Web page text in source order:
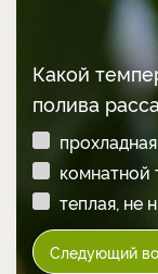
Какой
полива
комнатной
теплая, не
Следующий